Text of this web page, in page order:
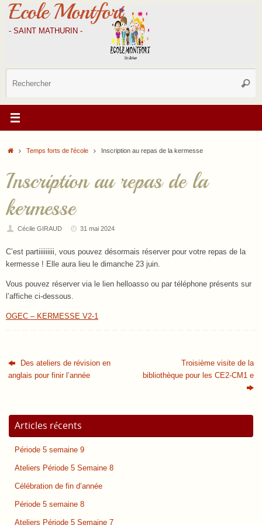
Passer
contenu
Ecole Montfort
- SAINT MATHURIN -
AccueilTemps forts de l'école Inscription au repas de la kermesse
Inscription au repas de la
kermesse
Cécile GIRAUD 31 mai 2024
C’est partiiiiiiiii, vous pouvez désormais réserver pour votre repas de la
kermesse ! Elle aura lieu le dimanche 23 juin.
Vous pouvez réserver via le lien helloasso ou par téléphone présents sur
l’affiche ci-dessous.
OGEC – KERMESSE V2-1
Des ateliers de révision en
anglais pour finir l’année
Troisième visite de la
bibliothèque pour les CE2-CM1 e
Articles récents
Période 5 semaine 9
Ateliers Période 5 Semaine 8
Célébration de fin d’année
Période 5 semaine 8
Ateliers Période 5 Semaine 7